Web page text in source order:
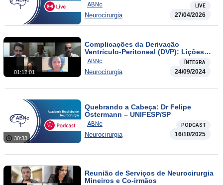
ABNc LIVE
Neurocirurgia 27/04/2026
01:12:01
Complicações da Derivação
Ventrículo-Peritoneal (DVP): Lições
Cruciais para Minimizar Desgastes
ABNc ÍNTEGRA
Neurocirurgia 24/09/2024
30:33
Quebrando a Cabeça: Dr Felipe
Ostermann – UNIFESP/SP
ABNc PODCAST
Neurocirurgia 16/10/2025
Reunião de Serviços de Neurocirurgia
Mineiros e Co-irmãos